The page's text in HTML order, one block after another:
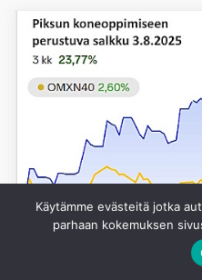
Käytämme evästeitä jotka
parhaan kokemuksen